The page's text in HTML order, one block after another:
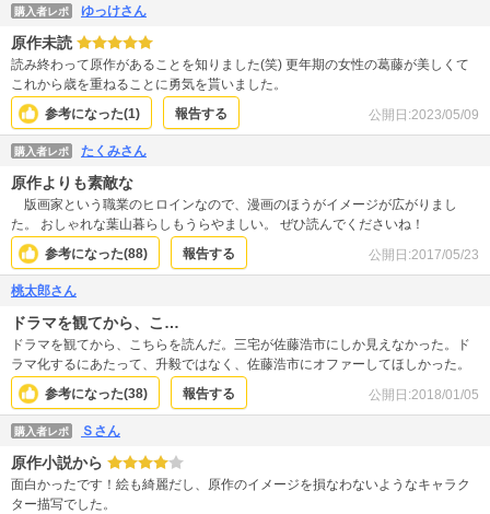
購入者レポ ゆっけさん
原作未読
読み終わって原作があることを知りました(笑) 更年期の女性の葛藤が美しくて
これから歳を重ねることに勇気を貰いました。
参考になった(1) 報告する 公開日:2023/05/09
購入者レポ たくみさん
原作よりも素敵な
版画家という職業のヒロインなので、漫画のほうがイメージが広がりまし
た。 おしゃれな葉山暮らしもうらやましい。 ぜひ読んでくださいね！
参考になった(88) 報告する 公開日:2017/05/23
桃太郎さん
ドラマを観てから、こ…
ドラマを観てから、こちらを読んだ。三宅が佐藤浩市にしか見えなかった。ド
ラマ化するにあたって、升毅ではなく、佐藤浩市にオファーしてほしかった。
参考になった(38) 報告する 公開日:2018/01/05
購入者レポ Ｓさん
原作小説から
面白かったです！絵も綺麗だし、原作のイメージを損なわないようなキャラク
ター描写でした。